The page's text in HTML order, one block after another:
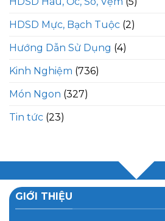
HDSD Mực, Bạch Tuộc (2)
Hướng Dẫn Sử Dụng (4)
Kinh Nghiệm (736)
Món Ngon (327)
Tin tức (23)
GIỚI THIỆU